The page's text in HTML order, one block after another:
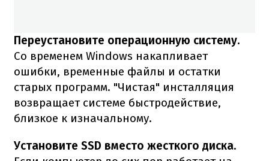
Переустановите операционную систему.
Со временем Windows накапливает
ошибки, временные файлы и остатки
старых программ. "Чистая" инсталляция
возвращает системе быстродействие,
близкое к изначальному.
Установите SSD вместо жесткого диска.